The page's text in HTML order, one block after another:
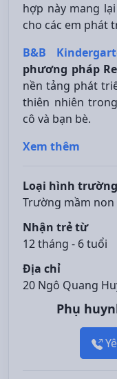
hợp này mang
cho các em phát
B&B
phương pháp
nền tảng phát
thiên nhiên
cô và bạn bè.
Xem thêm
Loại hình trường
Trường mầm non
Nhận trẻ từ
12 tháng - 6 tuổi
Địa chỉ
20 Ngô Quang
Phụ